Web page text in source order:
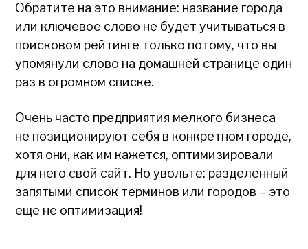
Обратите на это внимание: название города
или ключевое слово не будет учитываться в
поисковом рейтинге только потому, что вы
упомянули слово на домашней странице один
раз в огромном списке.
Очень часто предприятия мелкого бизнеса
не позиционируют себя в конкретном городе,
хотя они, как им кажется, оптимизировали
для него свой сайт. Но увольте: разделенный
запятыми список терминов или городов – это
еще не оптимизация!